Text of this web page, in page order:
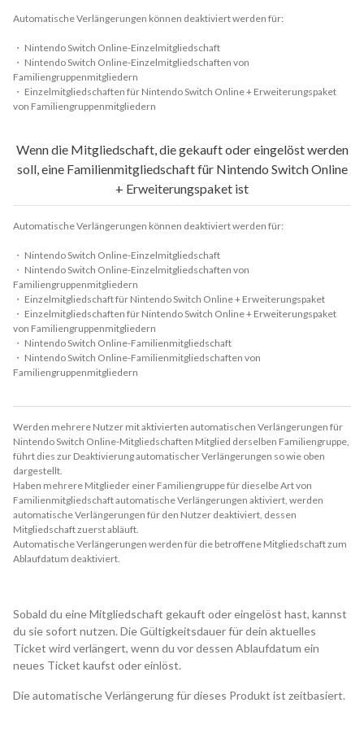
Automatische Verlängerungen können deaktiviert werden für:
・ Nintendo Switch Online-Einzelmitgliedschaft
・ Nintendo Switch Online-Einzelmitgliedschaften von
Familiengruppenmitgliedern
・ Einzelmitgliedschaften für Nintendo Switch Online + Erweiterungspaket
von Familiengruppenmitgliedern
Wenn die Mitgliedschaft, die gekauft oder eingelöst werden
soll, eine Familienmitgliedschaft für Nintendo Switch Online
+ Erweiterungspaket ist
Automatische Verlängerungen können deaktiviert werden für:
・ Nintendo Switch Online-Einzelmitgliedschaft
・ Nintendo Switch Online-Einzelmitgliedschaften von
Familiengruppenmitgliedern
・ Einzelmitgliedschaft für Nintendo Switch Online + Erweiterungspaket
・ Einzelmitgliedschaften für Nintendo Switch Online + Erweiterungspaket
von Familiengruppenmitgliedern
・ Nintendo Switch Online-Familienmitgliedschaft
・ Nintendo Switch Online-Familienmitgliedschaften von
Familiengruppenmitgliedern
Werden mehrere Nutzer mit aktivierten automatischen Verlängerungen für
Nintendo Switch Online-Mitgliedschaften Mitglied derselben Familiengruppe,
führt dies zur Deaktivierung automatischer Verlängerungen so wie oben
dargestellt.
Haben mehrere Mitglieder einer Familiengruppe für dieselbe Art von
Familienmitgliedschaft automatische Verlängerungen aktiviert, werden
automatische Verlängerungen für den Nutzer deaktiviert, dessen
Mitgliedschaft zuerst abläuft.
Automatische Verlängerungen werden für die betroffene Mitgliedschaft zum
Ablaufdatum deaktiviert.
Sobald du eine Mitgliedschaft gekauft oder eingelöst hast, kannst
du sie sofort nutzen. Die Gültigkeitsdauer für dein aktuelles
Ticket wird verlängert, wenn du vor dessen Ablaufdatum ein
neues Ticket kaufst oder einlöst.
Die automatische Verlängerung für dieses Produkt ist zeitbasiert.